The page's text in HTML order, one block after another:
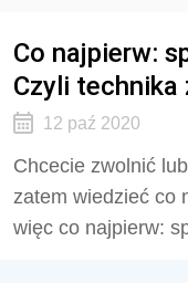
Co najpierw:
Czyli technika
12 paź 2020
Chcecie zwolnić
zatem wiedzieć co
więc co najpierw: